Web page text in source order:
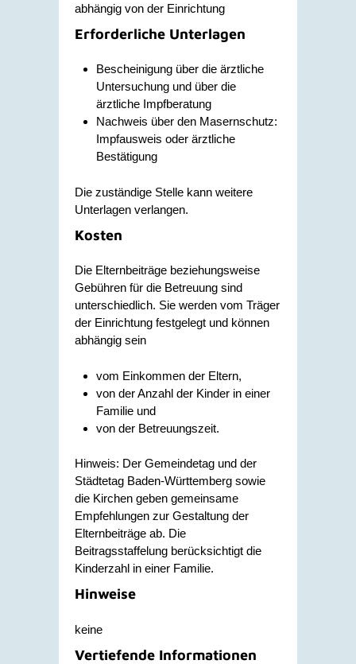
abhängig von der Einrichtung
Erforderliche Unterlagen
Bescheinigung über die ärztliche
Untersuchung und über die
ärztliche Impfberatung
Nachweis über den Masernschutz:
Impfausweis oder ärztliche
Bestätigung
Die zuständige Stelle kann weitere
Unterlagen verlangen.
Kosten
Die Elternbeiträge beziehungsweise
Gebühren für die Betreuung sind
unterschiedlich. Sie werden vom Träger
der Einrichtung festgelegt und können
abhängig sein
vom Einkommen der Eltern,
von der Anzahl der Kinder in einer
Familie und
von der Betreuungszeit.
Hinweis: Der Gemeindetag und der
Städtetag Baden-Württemberg sowie
die Kirchen geben gemeinsame
Empfehlungen zur Gestaltung der
Elternbeiträge ab. Die
Beitragsstaffelung berücksichtigt die
Kinderzahl in einer Familie.
Hinweise
keine
Vertiefende Informationen